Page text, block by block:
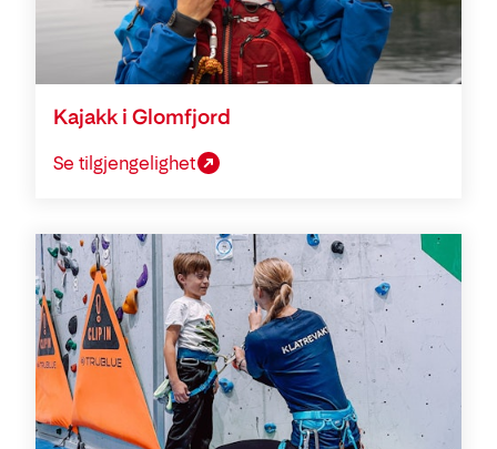
Kajakk i Glomfjord
Se tilgjengelighet